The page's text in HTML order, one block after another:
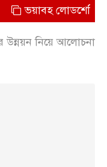
লোডশেডিং, বিদ্যুত –
উন্নয়ন নিয়ে আলোচনা